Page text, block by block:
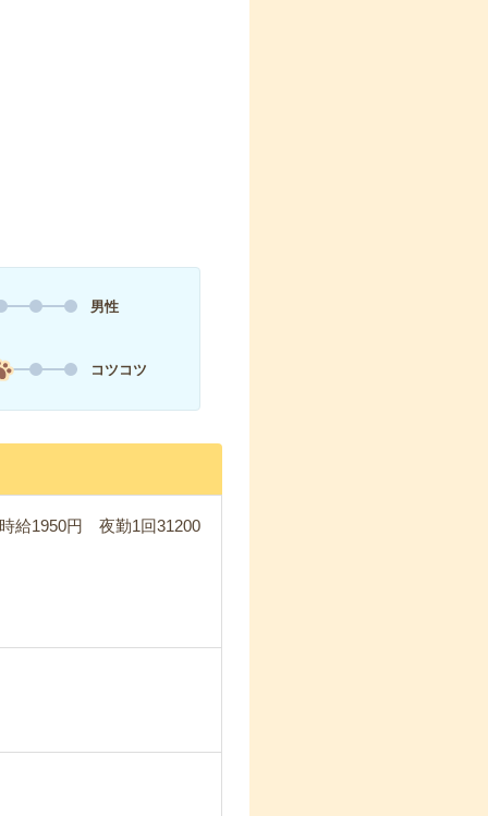
男性
コツコツ
給1950円 夜勤1回31200